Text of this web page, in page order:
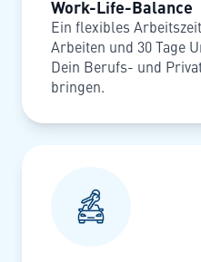
Work-Life-Balance
Ein flexibles
Arbeiten und 30 Tage
Dein Berufs- und
bringen.